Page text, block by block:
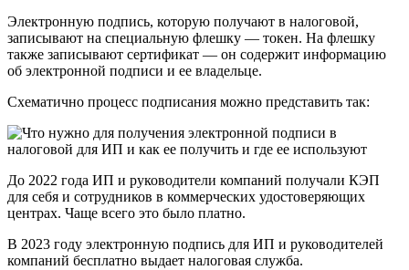
Электронную подпись, которую получают в налоговой,
записывают на специальную флешку — токен. На флешку
также записывают сертификат — он содержит информацию
об электронной подписи и ее владельце.
Схематично процесс подписания можно представить так:
До 2022 года ИП и руководители компаний получали КЭП
для себя и сотрудников в коммерческих удостоверяющих
центрах. Чаще всего это было платно.
В 2023 году электронную подпись для ИП и руководителей
компаний бесплатно выдает налоговая служба.